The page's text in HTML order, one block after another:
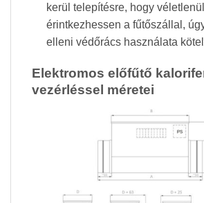
kerül telepítésre, hogy véletlenül
érintkezhessen a fűtőszállal,
elleni védőrács használata
Elektromos előfűtő
vezérléssel méretei